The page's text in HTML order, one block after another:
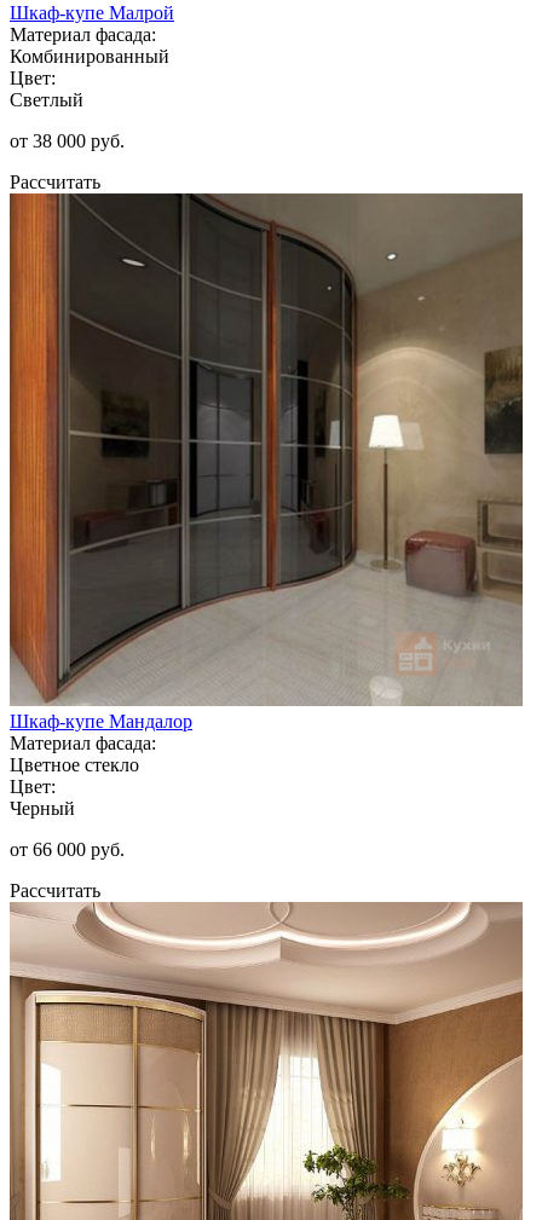
Шкаф-купе Малрой
Материал фасада:
Комбинированный
Цвет:
Светлый
от 38 000 руб.
Рассчитать
Шкаф-купе Мандалор
Материал фасада:
Цветное стекло
Цвет:
Черный
от 66 000 руб.
Рассчитать